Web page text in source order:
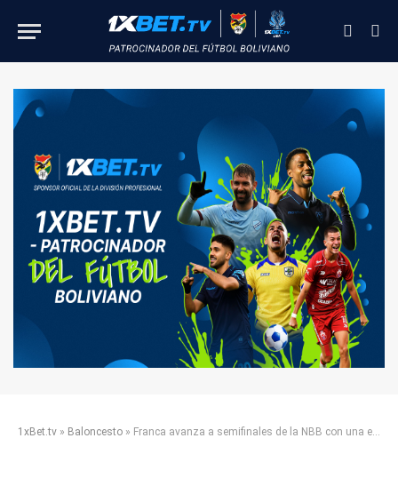
1xBet.tv » Baloncesto » Franca avanza a semifinales de la NBB con una emocionante victoria sobre Minas